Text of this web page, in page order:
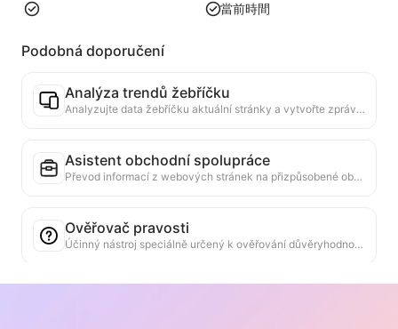
當前時間
Podobná doporučení
Analýza trendů žebříčku
Analyzujte data žebříčku aktuální stránky a vytvořte zprávu o trendech. Identifikujte populární kategorie, rychle rostoucí typy produktů a nové technologie. Poskytněte okamžité tržní poznatky, které vám pomohou pochopit nejnovější trendy produktů a tržní směry.
Asistent obchodní spolupráce
Převod informací z webových stránek na přizpůsobené obchodní návrhy, soukromé zprávy pro spolupráci, poskytování hotových šablon a průvodců pro sledování, zjednodušení spolupracujícího procesu.
Ověřovač pravosti
Účinný nástroj speciálně určený k ověřování důvěryhodnosti obsahu webových stránek. Automaticky identifikuje klíčová prohlášení a data a porovnává je se spolehlivými externími zdroji. Hodnotí důvěryhodnost důležitých tvrzení a poskytuje vysvětlení výsledků ověření a odkazy na zdroje faktů. Pomáhá zvyšovat informační gramotnost a předcházet šíření falešných informací.